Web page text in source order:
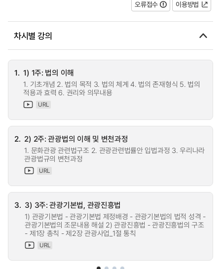
오류접수 이용방법
차시별 강의
1. 1) 1주: 법의 이해
1. 기초개념 2. 법의 목적 3. 법의 체계 4. 법의 존재형식 5. 법의
적용과 효력 6. 권리와 의무내용
URL
2. 2) 2주: 관광법의 이해 및 변천과정
1. 문화관광 관련법구조 2. 관광관련법률안 입법과정 3. 우리나라
관광법규의 변천과정
URL
3. 3) 3주: 관광기본법, 관광진흥법
1) 관광기본법 - 관광기본법 제정배경 - 관광기본법의 법적 성격 -
관광기본법의 조문내용 해설 2) 관광진흥법 - 관광진흥법의 구조
- 제1장 총칙 - 제2장 관광사업_1절 통칙
URL